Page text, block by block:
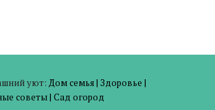
уют: Дом семья| Здоровье |
советы| Сад огород